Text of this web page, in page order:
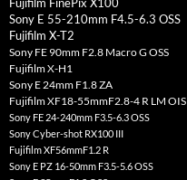
Sony E 55-210mm F4.5-6.3 OSS
Fujifilm X-T2
Sony FE 90mm F2.8 Macro G OSS
Fujifilm X-H1
Sony E 24mm F1.8 ZA
Fujifilm XF18-55mmF2.8-4 R LM OIS
Sony FE 24-240mm F3.5-6.3 OSS
Sony Cyber-shot RX100 III
Fujifilm XF56mmF1.2 R
Sony E PZ 16-50mm F3.5-5.6 OSS